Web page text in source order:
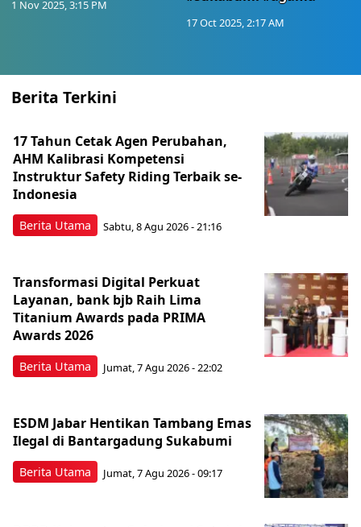
1 Nov 2025, 3:15 PM
17 Oct 2025, 2:17 AM
Berita Terkini
Berita Utama
17 Tahun Cetak Agen Perubahan,
AHM Kalibrasi Kompetensi
Instruktur Safety Riding Terbaik se-
Indonesia
Sabtu, 8 Agu 2026 - 21:16
Berita Utama
Transformasi Digital Perkuat
Layanan, bank bjb Raih Lima
Titanium Awards pada PRIMA
Awards 2026
Jumat, 7 Agu 2026 - 22:02
Berita Utama
ESDM Jabar Hentikan Tambang Emas
Ilegal di Bantargadung Sukabumi
Jumat, 7 Agu 2026 - 09:17